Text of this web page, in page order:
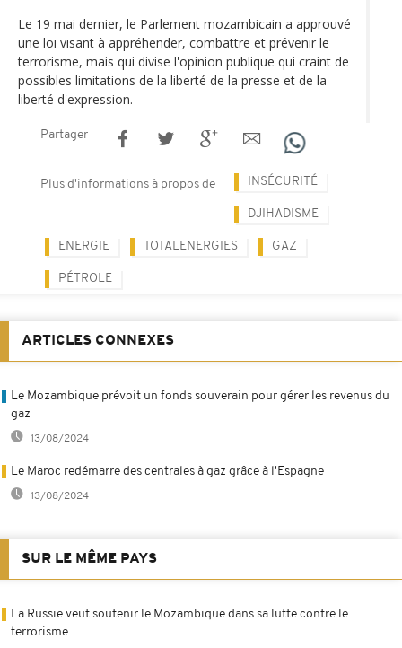
Le 19 mai dernier, le Parlement mozambicain a approuvé
une loi visant à appréhender, combattre et prévenir le
terrorisme, mais qui divise l'opinion publique qui craint de
possibles limitations de la liberté de la presse et de la
liberté d'expression.
Partager
Plus d'informations à propos de INSÉCURITÉ
DJIHADISME
ENERGIE TOTALENERGIES GAZ
PÉTROLE
ARTICLES CONNEXES
Le Mozambique prévoit un fonds souverain pour gérer les revenus du
gaz
13/08/2024
Le Maroc redémarre des centrales à gaz grâce à l'Espagne
13/08/2024
SUR LE MÊME PAYS
La Russie veut soutenir le Mozambique dans sa lutte contre le
terrorisme